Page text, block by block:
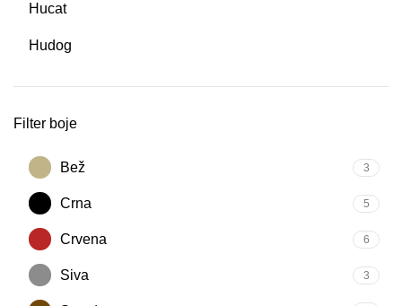
Hucat
Hudog
Filter boje
Bež 3
Crna 5
Crvena 6
Siva 3